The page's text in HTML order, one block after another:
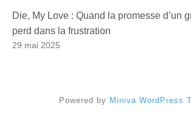
Die, My Love : Quand la promesse d’un
perd dans la frustration
29 mai 2025
Powered by Miniva WordPress